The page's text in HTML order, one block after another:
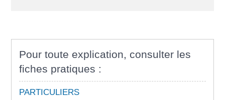
Pour toute explication, consulter les
fiches pratiques :
PARTICULIERS